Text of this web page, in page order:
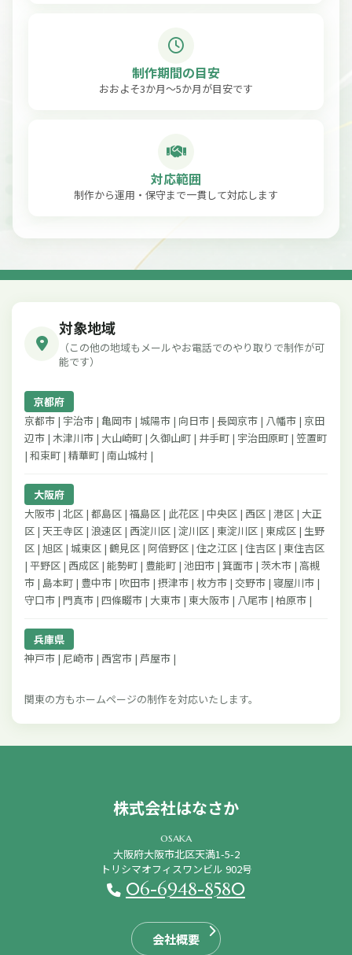
制作期間の目安
おおよそ3か月〜5か月が目安です
対応範囲
制作から運用・保守まで一貫して対応します
対象地域
（この他の地域もメールやお電話でのやり取りで制作が可
能です）
京都府
京都市 | 宇治市 | 亀岡市 | 城陽市 | 向日市 | 長岡京市 | 八幡市 | 京田
辺市 | 木津川市 | 大山崎町 | 久御山町 | 井手町 | 宇治田原町 | 笠置町
| 和束町 | 精華町 | 南山城村 |
大阪府
大阪市 | 北区 | 都島区 | 福島区 | 此花区 | 中央区 | 西区 | 港区 | 大正
区 | 天王寺区 | 浪速区 | 西淀川区 | 淀川区 | 東淀川区 | 東成区 | 生野
区 | 旭区 | 城東区 | 鶴見区 | 阿倍野区 | 住之江区 | 住吉区 | 東住吉区
| 平野区 | 西成区 | 能勢町 | 豊能町 | 池田市 | 箕面市 | 茨木市 | 高槻
市 | 島本町 | 豊中市 | 吹田市 | 摂津市 | 枚方市 | 交野市 | 寝屋川市 |
守口市 | 門真市 | 四條畷市 | 大東市 | 東大阪市 | 八尾市 | 柏原市 |
兵庫県
神戸市 | 尼崎市 | 西宮市 | 芦屋市 |
関東の方もホームページの制作を対応いたします。
株式会社はなさか
osaka
大阪府大阪市北区天満1-5-2
トリシマオフィスワンビル 902号
06-6948-8580
会社概要